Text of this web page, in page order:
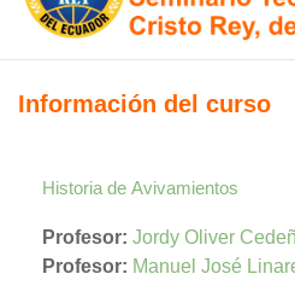
Información del curso
Historia de Avivamientos
Profesor: Jordy Oliver
Profesor: Manuel José